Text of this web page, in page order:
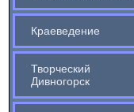
Краеведение
Творческий
Дивногорск